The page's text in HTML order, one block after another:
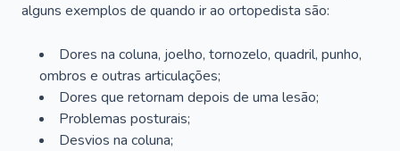
alguns exemplos de quando ir ao ortopedista são:
Dores na coluna, joelho, tornozelo, quadril, punho,
ombros e outras articulações;
Dores que retornam depois de uma lesão;
Problemas posturais;
Desvios na coluna;